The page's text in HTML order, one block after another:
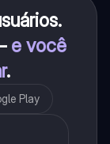
e você
.
Play